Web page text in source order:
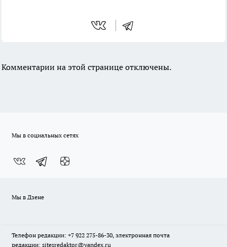
Комментарии на этой странице отключены.
Мы в социальных сетях
Мы в Дзене
Телефон редакции: +7 922 275-86-30, электронная почта
редакции: sitesredaktor@yandex.ru